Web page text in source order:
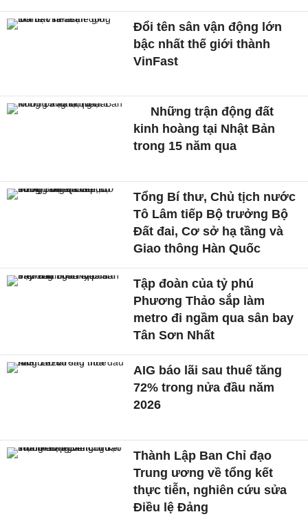
Đổi tên sân vận động lớn
bậc nhất thế giới thành
VinFast
Những trận động đất
kinh hoàng tại Nhật Bản
trong 15 năm qua
Tổng Bí thư, Chủ tịch nước
Tô Lâm tiếp Bộ trưởng Bộ
Đất đai, Cơ sở hạ tầng và
Giao thông Hàn Quốc
Tập đoàn của tỷ phú
Phương Thảo sắp làm
metro đi ngầm qua sân bay
Tân Sơn Nhất
AIG báo lãi sau thuế tăng
72% trong nửa đầu năm
2026
Thành Lập Ban Chỉ đạo
Trung ương về tổng kết
thực tiễn, nghiên cứu sửa
Điều lệ Đảng